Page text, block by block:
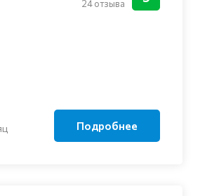
24 отзыва
Подробнее